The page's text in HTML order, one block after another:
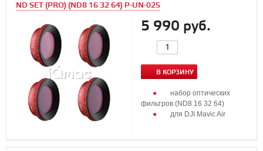
ND SET (PRO) (ND8 16 32 64) P-UN-025
5 990 руб.
В КОРЗИНУ
набор оптических
фильтров (ND8 16 32 64)
для DJI Mavic Air